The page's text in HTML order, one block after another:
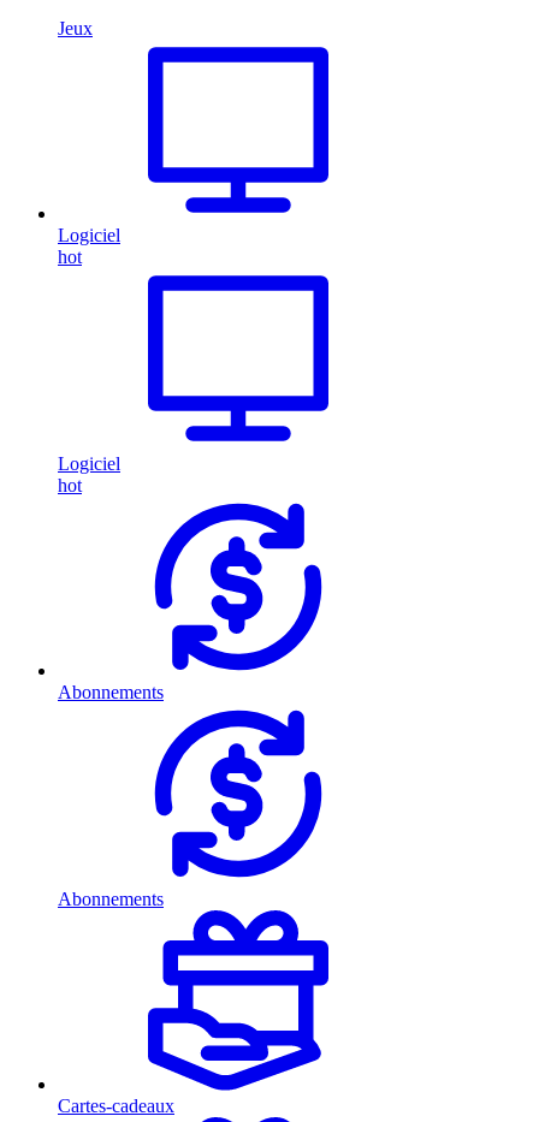
Jeux
Logiciel
hot
Logiciel
hot
Abonnements
Abonnements
Cartes-cadeaux